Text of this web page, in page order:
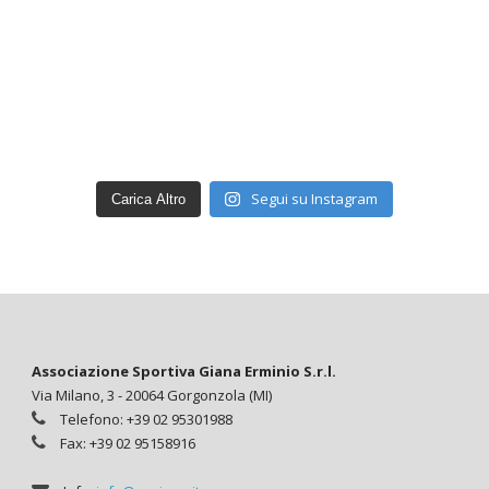
Carica Altro Segui su Instagram
Associazione Sportiva Giana Erminio S.r.l.
Via Milano, 3 - 20064 Gorgonzola (MI)
Telefono: +39 02 95301988
Fax: +39 02 95158916